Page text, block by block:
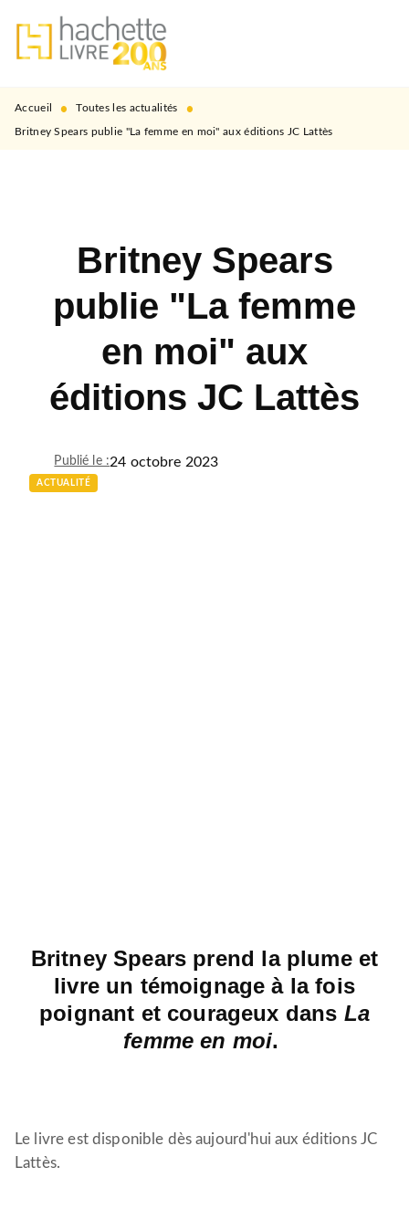
MENU RECHERCHE
PIED DE PAGE
Accueil • Toutes les actualités •
Britney Spears publie "La femme en moi" aux éditions JC Lattès
Britney Spears
publie "La femme
en moi" aux
éditions JC Lattès
Publié le :24 octobre 2023
ACTUALITÉ
Britney Spears prend la plume et
livre un témoignage à la fois
poignant et courageux dans La
femme en moi.
Le livre est disponible dès aujourd'hui aux éditions JC
Lattès.